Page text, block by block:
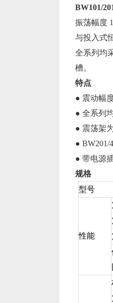
BW101/
振荡幅度
与投入式
全系列均
槽。
特点
● 震动幅
● 全系列
● 震荡架
● BW201/
● 带电源
规格
型号
性能